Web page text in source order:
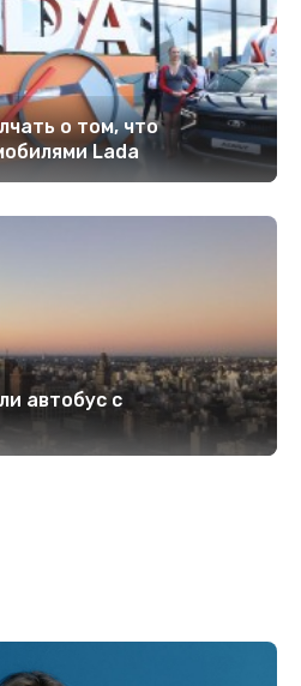
о том, что
Lada
автобус с